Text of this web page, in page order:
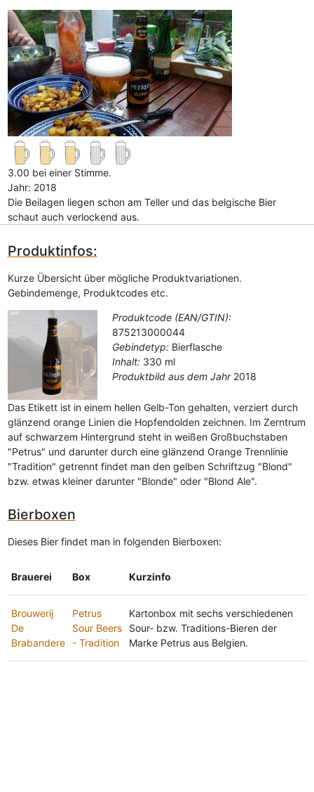
3.00 bei einer Stimme.
Jahr: 2018
Die Beilagen liegen schon am Teller und das belgische Bier
schaut auch verlockend aus.
Produktinfos:
Kurze Übersicht über mögliche Produktvariationen.
Gebindemenge, Produktcodes etc.
Produktcode (EAN/GTIN):
875213000044
Gebindetyp: Bierflasche
Inhalt:330 ml
Produktbild aus dem Jahr 2018
Das Etikett ist in einem hellen Gelb-Ton gehalten, verziert durch
glänzend orange Linien die Hopfendolden zeichnen. Im Zerntrum
auf schwarzem Hintergrund steht in weißen Großbuchstaben
"Petrus" und darunter durch eine glänzend Orange Trennlinie
"Tradition" getrennt findet man den gelben Schriftzug "Blond"
bzw. etwas kleiner darunter "Blonde" oder "Blond Ale".
Bierboxen
Dieses Bier findet man in folgenden Bierboxen:
Brauerei Box Kurzinfo
Brouwerij
De
Brabandere
Petrus
Sour Beers
- Tradition
Kartonbox mit sechs verschiedenen
Sour- bzw. Traditions-Bieren der
Marke Petrus aus Belgien.